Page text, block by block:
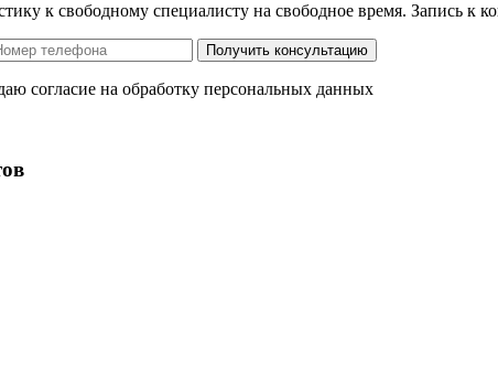
к свободному специалисту на свободное время. Запись к
согласие на обработку персональных данных